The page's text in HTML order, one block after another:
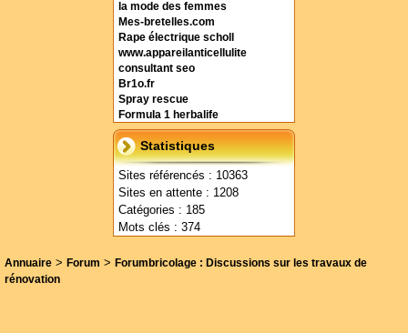
la mode des femmes
Mes-bretelles.com
Rape électrique scholl
www.appareilanticellulite
consultant seo
Br1o.fr
Spray rescue
Formula 1 herbalife
Statistiques
Sites référencés : 10363
Sites en attente : 1208
Catégories : 185
Mots clés : 374
Annuaire > Forum > Forumbricolage : Discussions sur les travaux de
rénovation